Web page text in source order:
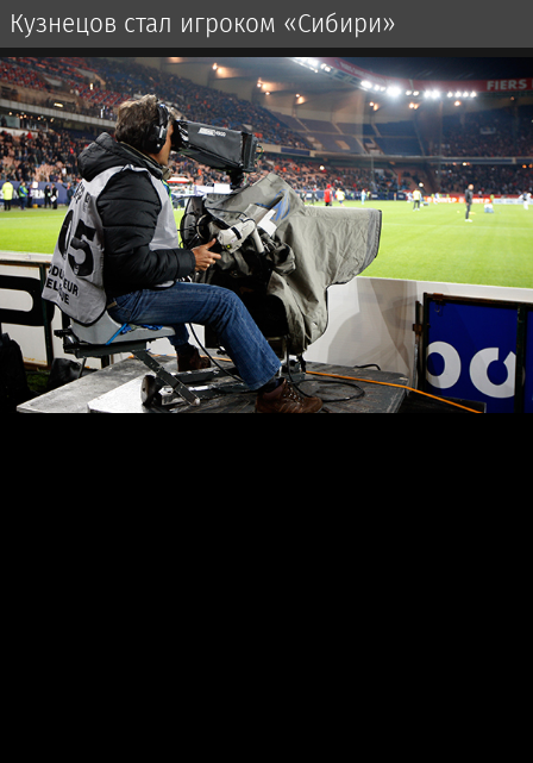
Кузнецов стал игроком «Сибири»